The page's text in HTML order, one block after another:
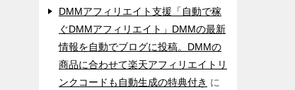
DMMアフィリエイト支援「自動で稼
ぐDMMアフィリエイト」DMMの最新
情報を自動でブログに投稿。DMMの
商品に合わせて楽天アフィリエイトリ
ンクコードも自動生成の特典付き に